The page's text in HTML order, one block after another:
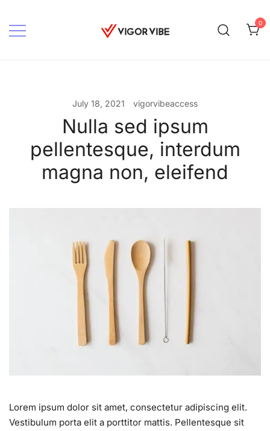
content
0
July 18, 2021 vigorvibeaccess
Nulla sed ipsum
pellentesque, interdum
magna non, eleifend
Lorem ipsum dolor sit amet, consectetur adipiscing elit.
Vestibulum porta elit a porttitor mattis. Pellentesque sit